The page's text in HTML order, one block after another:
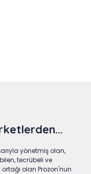
yönetmiş olan,
tecrübeli ve
olan Prozon'nun